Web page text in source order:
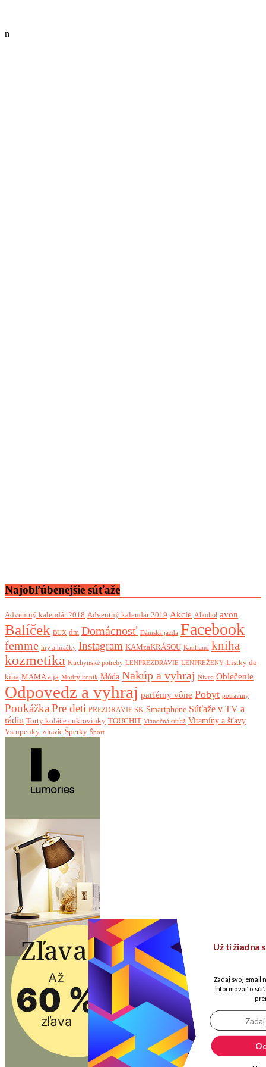
n
Najobľúbenejšie súťaže
Adventný kalendár 2018 Adventný kalendár 2019 Akcie Alkohol avon
Balíček BUX dm Domácnosť Dámska jazda Facebook
femme hry a hračky Instagram KAMzaKRÁSOU Kaufland kniha
kozmetika Kuchynské potreby LENPREZDRAVIE LENPREŽENY Lístky do
kina MAMA a ja Modrý koník Móda Nakúp a vyhraj Nivea Oblečenie
Odpovedz a vyhraj parfémy vône Pobyt potraviny
Poukážka Pre deti PREZDRAVIE.SK Smartphone Súťaže v TV a
rádiu Torty koláče cukrovinky TOUCHIT Vianočná súťaž Vitamíny a šťavy
Vstupenky zdravie Šperky Šport
Už ti žiadna
Zadaj svoj email
informovať o